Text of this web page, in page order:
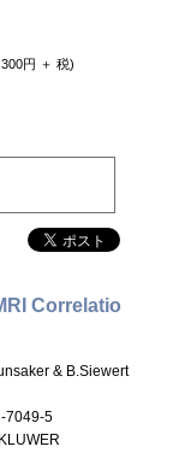
円 ＋ 税)
Correlatio
& B.Siewert
7049-5